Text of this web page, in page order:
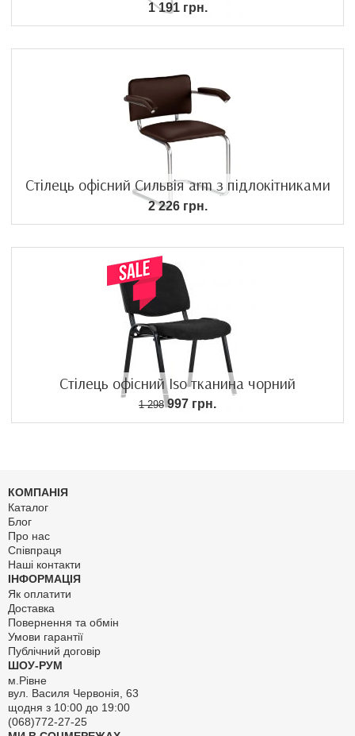
1 191 грн.
Стілець офісний Сильвія arm з підлокітниками
2 226 грн.
Стілець офісний Iso тканина чорний
1 298997 грн.
КОМПАНІЯ
Каталог
Блог
Про нас
Співпраця
Наші контакти
ІНФОРМАЦІЯ
Як оплатити
Доставка
Повернення та обмін
Умови гарантії
Публічний договір
ШОУ-РУМ
м.Рівне
вул. Василя Червонія, 63
щодня з 10:00 до 19:00
(068)772-27-25